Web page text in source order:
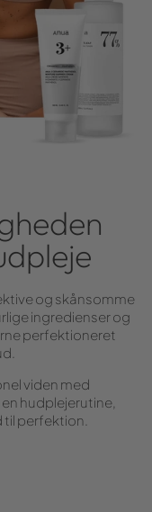
og skånsomme
ingredienser og
perfektioneret
viden med
hudplejerutine,
perfektion.